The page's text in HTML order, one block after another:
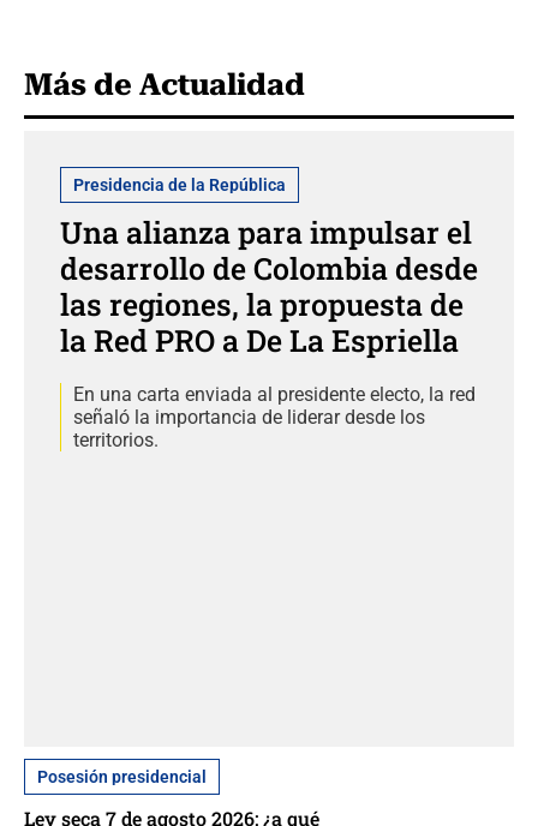
Más de Actualidad
Presidencia de la República
Una alianza para impulsar el
desarrollo de Colombia desde
las regiones, la propuesta de
la Red PRO a De La Espriella
En una carta enviada al presidente electo, la red
señaló la importancia de liderar desde los
territorios.
Posesión presidencial
Ley seca 7 de agosto 2026: ¿a qué